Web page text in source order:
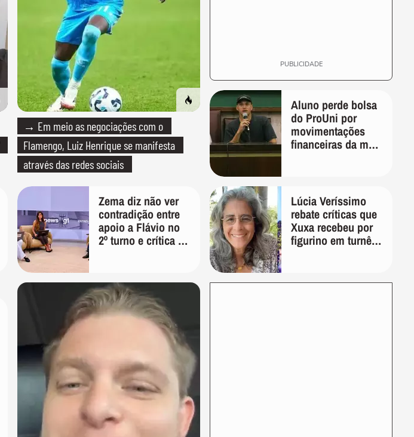
→ Em meio as negociações com o
Flamengo, Luiz Henrique se manifesta
através das redes sociais
PUBLICIDADE
Aluno perde bolsa
do ProUni por
movimentações
financeiras da mãe
Zema diz não ver
contradição entre
apoio a Flávio no
2º turno e crítica ao
um copo a votar no
PT'
Lúcia Veríssimo
rebate críticas que
Xuxa recebeu por
figurino em turnê: